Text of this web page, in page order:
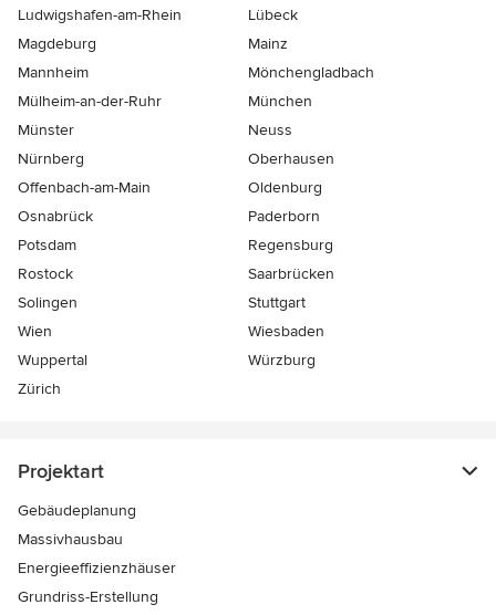
Ludwigshafen-am-Rhein
Lübeck
Magdeburg
Mainz
Mannheim
Mönchen­gladbach
Mülheim-an-der-Ruhr
München
Münster
Neuss
Nürnberg
Oberhausen
Offenbach-am-Main
Oldenburg
Osnabrück
Paderborn
Potsdam
Regensburg
Rostock
Saarbrücken
Solingen
Stuttgart
Wien
Wiesbaden
Wuppertal
Würzburg
Zürich
Projektart
Gebäudeplanung
Massivhausbau
Energieeffizienzhäuser
Grundriss-Erstellung